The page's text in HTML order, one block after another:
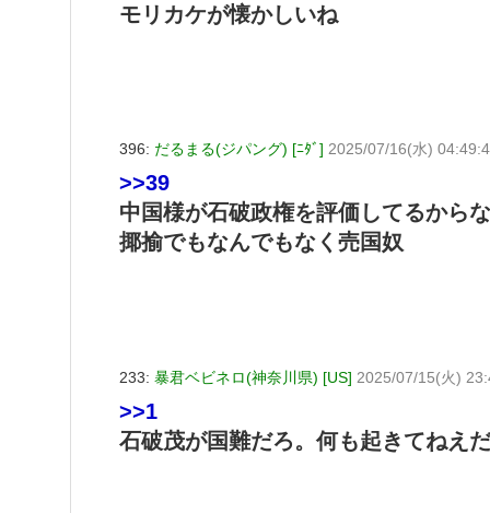
モリカケが懐かしいね
396: だるまる(ジパング) [ﾆﾀﾞ] 2025/07/16(水)
>>39
中国様が石破政権を評価してるからな
揶揄でもなんでもなく売国奴
233: 暴君ベビネロ(神奈川県) [US] 2025/07/15(火)
>>1
石破茂が国難だろ。何も起きてねえ